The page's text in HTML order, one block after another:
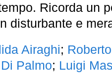
Ricorda un
disturbante e
Airaghi;
Palmo; Luigi